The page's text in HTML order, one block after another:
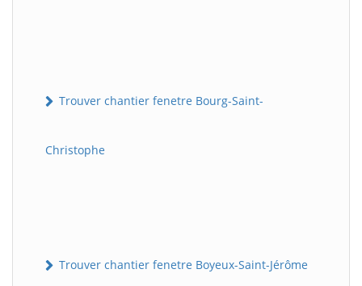
Trouver chantier fenetre Bourg-Saint-
Christophe
Trouver chantier fenetre Boyeux-Saint-Jérôme